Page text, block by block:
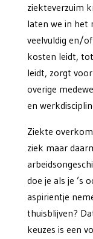
ziekteverzuim
laten we in het
veelvuldig en/
kosten leidt,
leidt, zorgt
overige
en
Ziekte
ziek maar
doe je als je ’s
aspirientje
thuisblijven?
keuzes is een